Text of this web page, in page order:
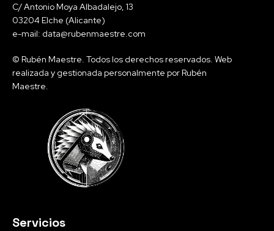
C/ Antonio Moya Albadalejo, 13
03204 Elche (Alicante)
e-mail: data@rubenmaestre.com
© Rubén Maestre. Todos los derechos reservados. Web
realizada y gestionada personalmente por Rubén
Maestre.
Servicios